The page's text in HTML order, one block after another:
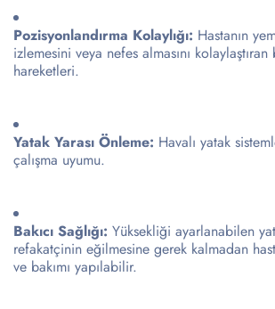
Pozisyonlandırma Kolaylığı: Hastanın
izlemesini veya nefes almasını
hareketleri.
Yatak Yarası Önleme: Havalı yatak
çalışma uyumu.
Bakıcı Sağlığı: Yüksekliği ayarlanabilen
refakatçinin eğilmesine gerek kalmadan
ve bakımı yapılabilir.